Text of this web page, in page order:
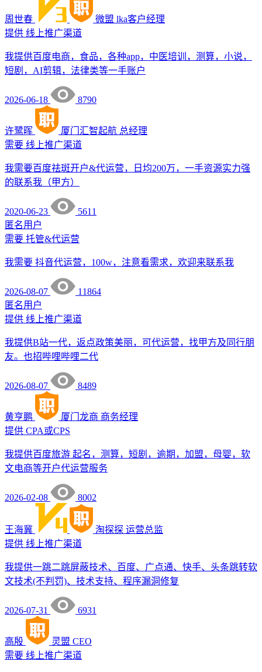
周世春 微盟 lka客户经理
提供 线上推广渠道
我提供百度电商，食品，各种app，中医培训，测算，小说，
短剧，AI剪辑，法律类等一手账户
2026-06-18 8790
许鹭晖 厦门汇智起航 总经理
需要 线上推广渠道
我需要百度祛斑开户&代运营，日均200万，一手资源实力强
的联系我（甲方）
2020-06-23
5611
匿名用户
需要 托管&代运营
我需要 抖音代运营，100w，注意看需求，欢迎来联系我
2026-08-07
11864
匿名用户
提供 线上推广渠道
我提供B站一代，返点政策美丽，可代运营，找甲方及同行朋
友。也招哔哩哔哩二代
2026-08-07 8489
黄亨鹏 厦门龙商 商务经理
提供 CPA或CPS
我提供百度旅游 起名，测算，短剧，逾期，加盟，母婴，软
文电商等开户代运营服务
2026-02-08 8002
王海冀 淘探探 运营总监
提供 线上推广渠道
我提供一跳二跳屏蔽技术、百度、广点通、快手、头条跳转软
文技术(不判罚)、技术支持、程序漏洞修复
2026-07-31 6931
高殷 灵盟 CEO
需要 线上推广渠道